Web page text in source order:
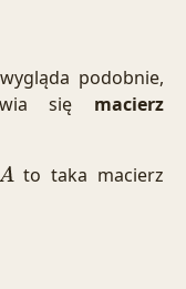
podobnie,
się macierz
to taka macierz